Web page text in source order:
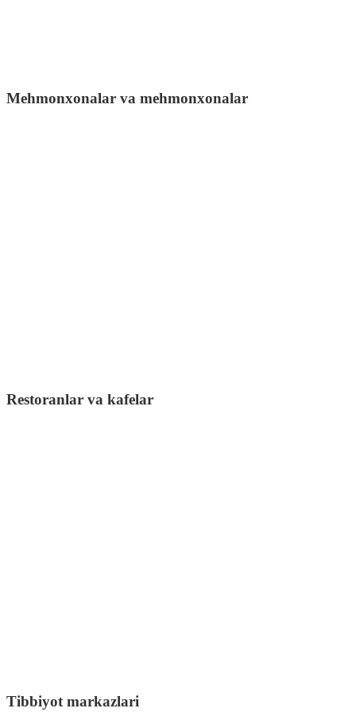
Mehmonxonalar va mehmonxonalar
Restoranlar va kafelar
Tibbiyot markazlari